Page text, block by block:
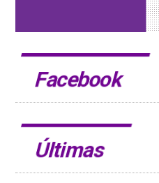
Facebook
Últimas